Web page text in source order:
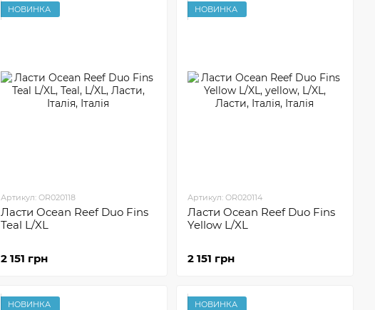
НОВИНКА
Артикул: OR020118
Ласти Ocean Reef Duo Fins
Teal L/XL
2 151 грн
НОВИНКА
Артикул: OR020114
Ласти Ocean Reef Duo Fins
Yellow L/XL
2 151 грн
НОВИНКА НОВИНКА